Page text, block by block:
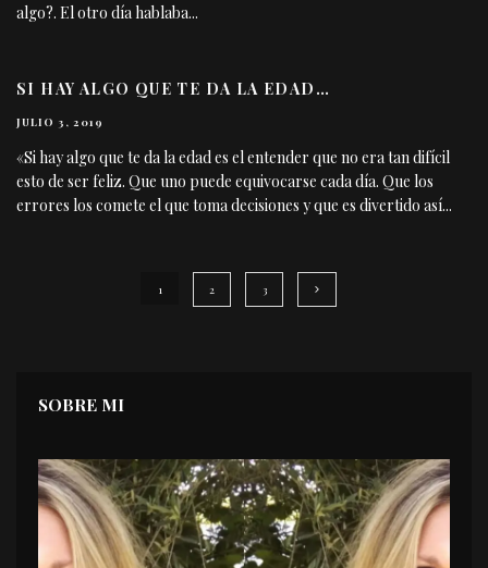
algo?. El otro día hablaba...
SI HAY ALGO QUE TE DA LA EDAD…
JULIO 3, 2019
«Si hay algo que te da la edad es el entender que no era tan difícil
esto de ser feliz. Que uno puede equivocarse cada día. Que los
errores los comete el que toma decisiones y que es divertido así...
1 2 3
SOBRE MI